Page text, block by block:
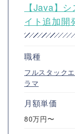
【Java】
イト追加開
職種
フルスタック
ラマ
月額単価
80万円〜